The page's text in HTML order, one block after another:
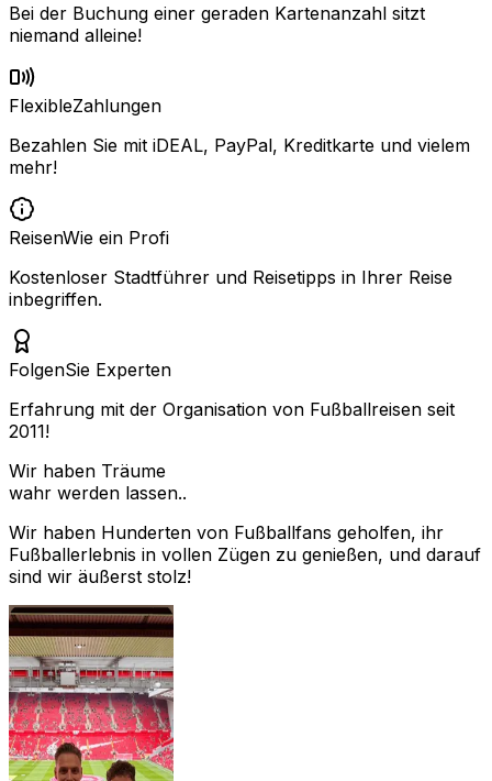
Bei der Buchung einer geraden Kartenanzahl sitzt
niemand alleine!
FlexibleZahlungen
Bezahlen Sie mit iDEAL, PayPal, Kreditkarte und vielem
mehr!
ReisenWie ein Profi
Kostenloser Stadtführer und Reisetipps in Ihrer Reise
inbegriffen.
FolgenSie Experten
Erfahrung mit der Organisation von Fußballreisen seit
2011!
Wir haben Träume
wahr werden lassen..
Wir haben Hunderten von Fußballfans geholfen, ihr
Fußballerlebnis in vollen Zügen zu genießen, und darauf
sind wir äußerst stolz!